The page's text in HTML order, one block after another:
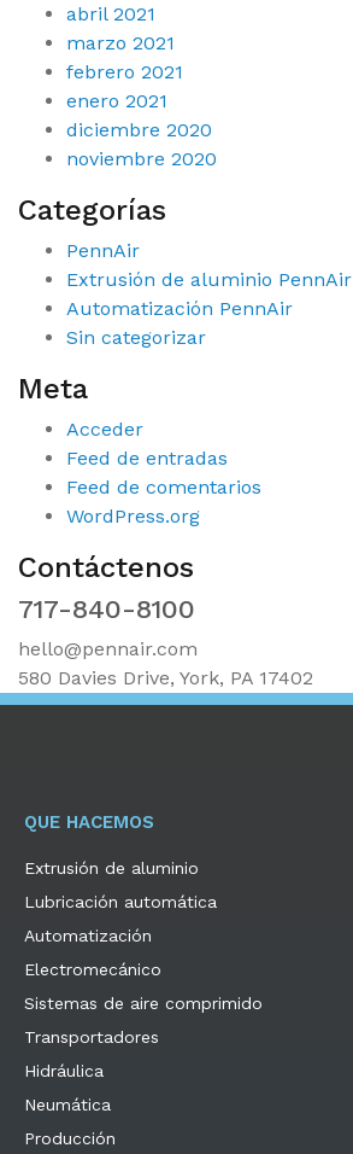
abril 2021
marzo 2021
febrero 2021
enero 2021
diciembre 2020
noviembre 2020
Categorías
PennAir
Extrusión de aluminio PennAir
Automatización PennAir
Sin categorizar
Meta
Acceder
Feed de entradas
Feed de comentarios
WordPress.org
Contáctenos
717-840-8100
hello@pennair.com
580 Davies Drive, York, PA 17402
QUE HACEMOS
Extrusión de aluminio
Lubricación automática
Automatización
Electromecánico
Sistemas de aire comprimido
Transportadores
Hidráulica
Neumática
Producción